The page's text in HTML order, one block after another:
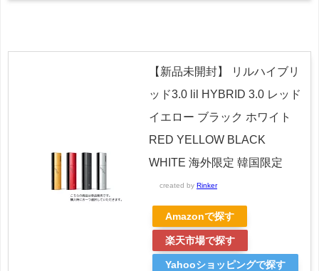
【新品未開封】 リルハイブリ
ッド3.0 lil HYBRID 3.0 レッド
イエロー ブラック ホワイト
RED YELLOW BLACK
WHITE 海外限定 韓国限定
created by Rinker
Amazonで探す
楽天市場で探す
Yahooショッピングで探す